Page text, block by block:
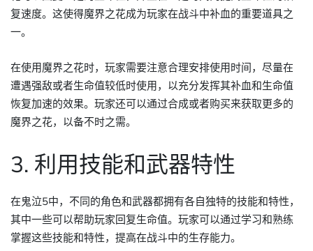
复速度。这使得魔界之花成为玩家在战斗中补血的重要道具之
一。
在使用魔界之花时，玩家需要注意合理安排使用时间，尽量在
遭遇强敌或者生命值较低时使用，以充分发挥其补血和生命值
恢复加速的效果。玩家还可以通过合成或者购买来获取更多的
魔界之花，以备不时之需。
3. 利用技能和武器特性
在鬼泣5中，不同的角色和武器都拥有各自独特的技能和特性，
其中一些可以帮助玩家回复生命值。玩家可以通过学习和熟练
掌握这些技能和特性，提高在战斗中的生存能力。